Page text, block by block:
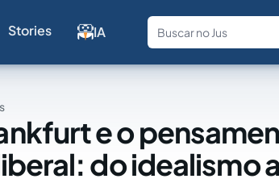
Stories IA
Fale com
e o
do idealismo